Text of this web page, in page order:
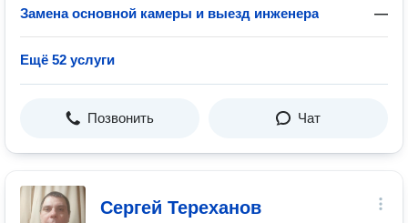
Замена основной камеры и выезд инженера —
Ещё 52 услуги
Позвонить Чат
Сергей Тереханов